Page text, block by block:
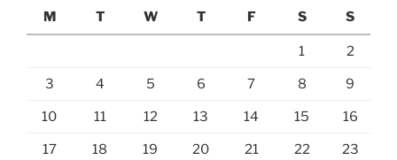
M
T W T F S S
1 2
3 4 5 6 7 8 9
10 11 12 13 14 15 16
17 18 19 20 21 22 23